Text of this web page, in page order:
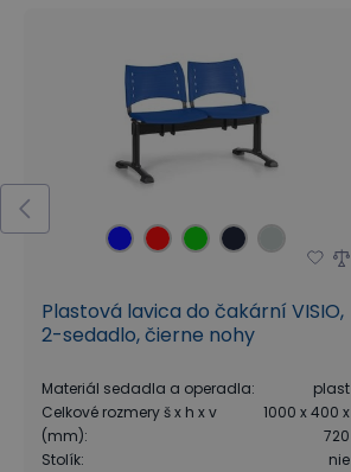
Plastová lavica do čakární VISIO,
2-sedadlo, čierne nohy
Materiál sedadla a operadla:
plast
Celkové rozmery š x h x v
(mm):
1000 x 400 x
720
Stolík: nie